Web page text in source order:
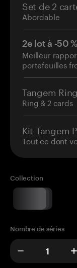
Set de 2
Abordable
2e lot à -50 %
Meilleur
portefeuilles
Tangem Ring
Ring & 2 cards
Kit Tangem
Tout ce dont
Collection
Nombre de séries